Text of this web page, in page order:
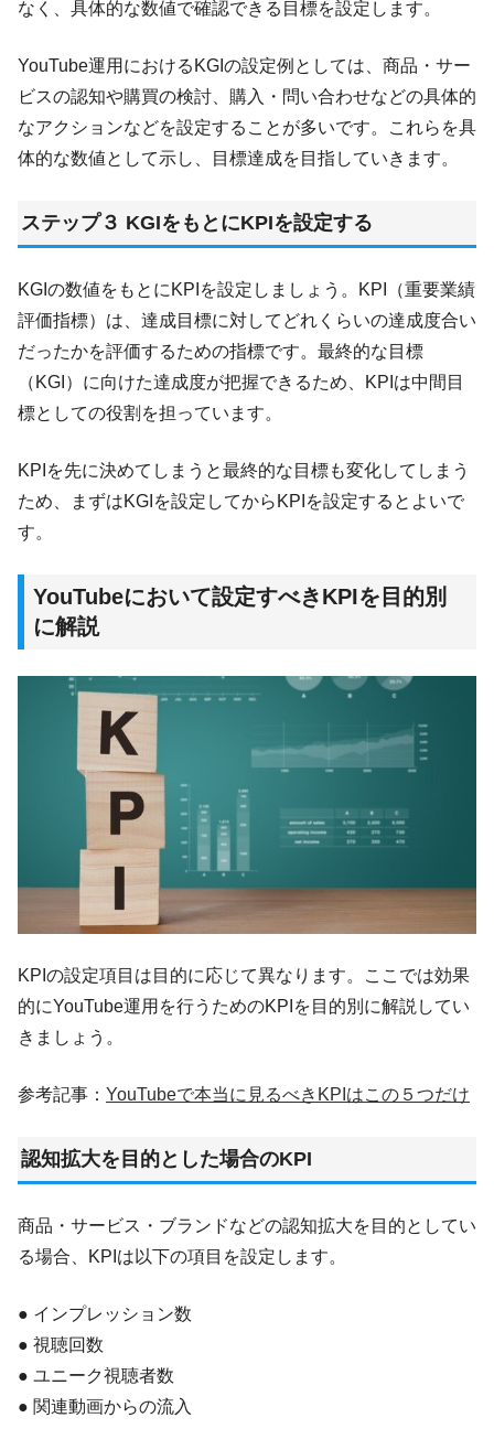
なく、具体的な数値で確認できる目標を設定します。
YouTube運用におけるKGIの設定例としては、商品・サー
ビスの認知や購買の検討、購入・問い合わせなどの具体的
なアクションなどを設定することが多いです。これらを具
体的な数値として示し、目標達成を目指していきます。
ステップ３ KGIをもとにKPIを設定する
KGIの数値をもとにKPIを設定しましょう。KPI（重要業績
評価指標）は、達成目標に対してどれくらいの達成度合い
だったかを評価するための指標です。最終的な目標
（KGI）に向けた達成度が把握できるため、KPIは中間目
標としての役割を担っています。
KPIを先に決めてしまうと最終的な目標も変化してしまう
ため、まずはKGIを設定してからKPIを設定するとよいで
す。
YouTubeにおいて設定すべきKPIを目的別
に解説
KPIの設定項目は目的に応じて異なります。ここでは効果
的にYouTube運用を行うためのKPIを目的別に解説してい
きましょう。
参考記事： YouTubeで本当に見るべきKPIはこの５つだけ
認知拡大を目的とした場合のKPI
商品・サービス・ブランドなどの認知拡大を目的としてい
る場合、KPIは以下の項目を設定します。
● インプレッション数
● 視聴回数
● ユニーク視聴者数
● 関連動画からの流入